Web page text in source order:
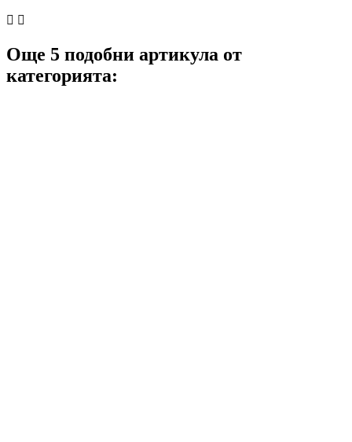
 
Още 5 подобни артикула от
категорията: